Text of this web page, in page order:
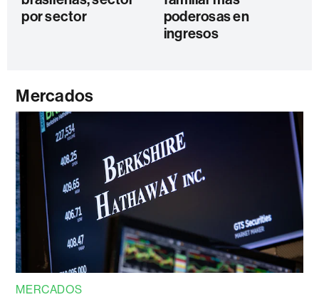
por sector
poderosas en
ingresos
Mercados
MERCADOS